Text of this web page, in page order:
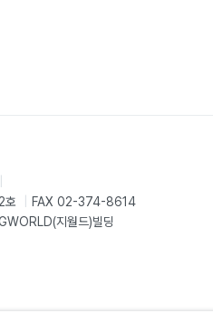
호
FAX 02-374-8614
지월드)빌딩